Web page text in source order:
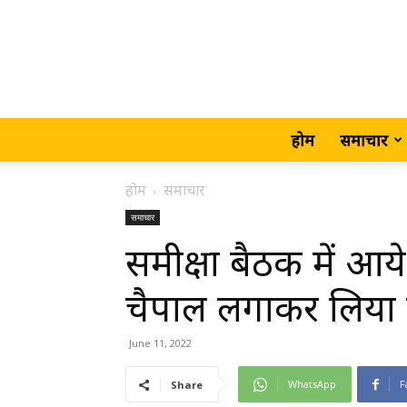
होम समाचार
होम समाचार
समाचार
समीक्षा बैठक में
चैपाल लगाकर
June 11, 2022
Share WhatsApp